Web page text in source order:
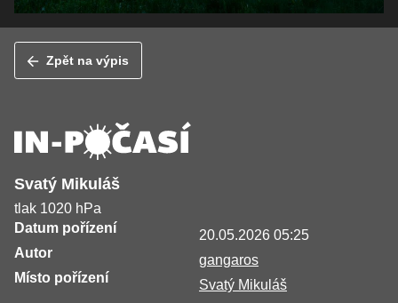
Zpět na výpis
Svatý Mikuláš
tlak 1020 hPa
Datum pořízení
20.05.2026 05:25
Autor
gangaros
Místo pořízení
Svatý Mikuláš